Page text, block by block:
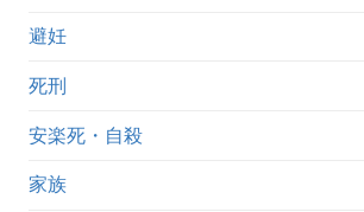
避妊
死刑
安楽死・自殺
家族